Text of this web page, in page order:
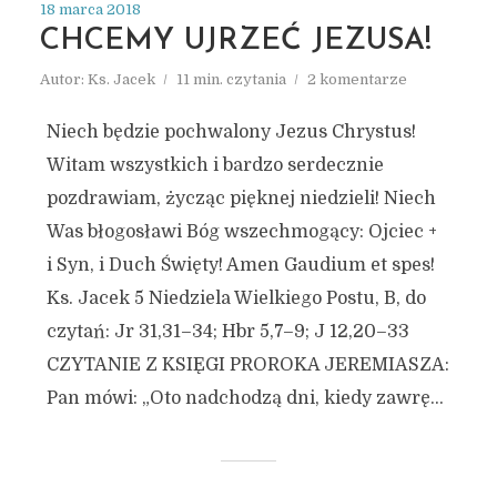
18 marca 2018
CHCEMY UJRZEĆ JEZUSA!
Autor: Ks. Jacek 11 min. czytania 2 komentarze
Niech będzie pochwalony Jezus Chrystus!
Witam wszystkich i bardzo serdecznie
pozdrawiam, życząc pięknej niedzieli! Niech
Was błogosławi Bóg wszechmogący: Ojciec +
i Syn, i Duch Święty! Amen Gaudium et spes!
Ks. Jacek 5 Niedziela Wielkiego Postu, B, do
czytań: Jr 31,31–34; Hbr 5,7–9; J 12,20–33
CZYTANIE Z KSIĘGI PROROKA JEREMIASZA:
Pan mówi: „Oto nadchodzą dni, kiedy zawrę...